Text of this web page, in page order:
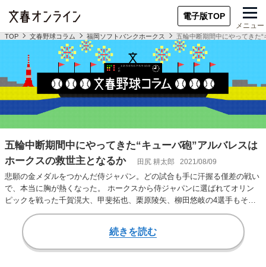
電子版TOP
メニュー
TOP 文春野球コラム 福岡ソフトバンクホークス 五輪中断期間中にやってきた
五輪中断期間中にやってきた“キューバ砲”アルバレスは
ホークスの救世主となるか
田尻 耕太郎 2021/08/09
悲願の金メダルをつかんだ侍ジャパン。どの試合も手に汗握る僅差の戦い
で、本当に胸が熱くなった。 ホークスから侍ジャパンに選ばれてオリン
ピックを戦った千賀滉大、甲斐拓也、栗原陵矢、柳田悠岐の4選手もそれ
ぞれに輝きを放っ…
続きを読む